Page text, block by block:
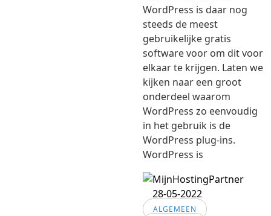
WordPress is daar nog
steeds de meest
gebruikelijke gratis
software voor om dit voor
elkaar te krijgen. Laten we
kijken naar een groot
onderdeel waarom
WordPress zo eenvoudig
in het gebruik is de
WordPress plug-ins.
WordPress is
28-05-2022
ALGEMEEN